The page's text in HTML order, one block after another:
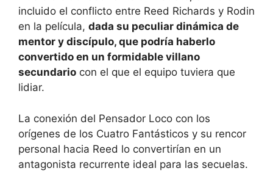
incluido el conflicto entre Reed Richards y Rodin
en la película, dada su peculiar dinámica de
mentor y discípulo, que podría haberlo
convertido en un formidable villano
secundario con el que el equipo tuviera que
lidiar.
La conexión del Pensador Loco con los
orígenes de los Cuatro Fantásticos y su rencor
personal hacia Reed lo convertirían en un
antagonista recurrente ideal para las secuelas.